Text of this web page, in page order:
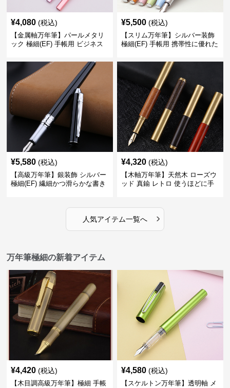
¥4,080 (税込)
【金属軸万年筆】パールメタリ
ック 極細(EF) 手帳用 ビジネス
る
¥5,500 (税込)
【スリム万年筆】シルバー装飾
極細(EF) 手帳用 携帯性に優れた
ートに筆記
¥5,580 (税込)
【高級万年筆】銀装飾 シルバー
極細(EF) 繊細かつ滑らかな書き
¥4,320 (税込)
【木軸万年筆】天然木 ローズウ
ッド 真鍮 レトロ 使うほどに手
人気アイテム一覧へ ›
万年筆極細の新着アイテム
¥4,420 (税込)
【木目調高級万年筆】極細 手帳
¥4,580 (税込)
【スケルトン万年筆】透明軸 メ